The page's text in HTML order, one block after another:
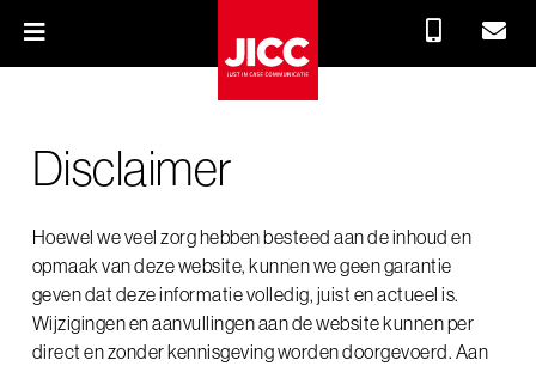
Wij zijn JICC
Jouw succes
Ons werk
Onze werkplek
Disclaimer
Hoewel we veel zorg hebben besteed aan de inhoud en
opmaak van deze website, kunnen we geen garantie
geven dat deze informatie volledig, juist en actueel is.
Wijzigingen en aanvullingen aan de website kunnen per
direct en zonder kennisgeving worden doorgevoerd. Aan